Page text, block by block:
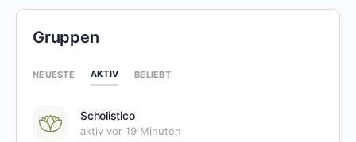
Gruppen
NEUESTE AKTIV BELIEBT
Scholistico
aktiv vor 19 Minuten